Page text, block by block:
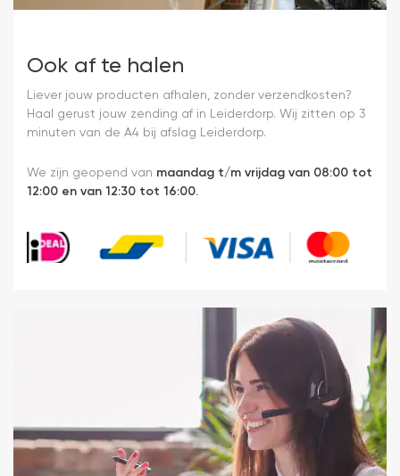
Ook af te halen
Liever jouw producten afhalen, zonder verzendkosten?
Haal gerust jouw zending af in Leiderdorp. Wij zitten op 3
minuten van de A4 bij afslag Leiderdorp.
We zijn geopend van maandag t/m vrijdag van 08:00 tot
12:00 en van 12:30 tot 16:00.